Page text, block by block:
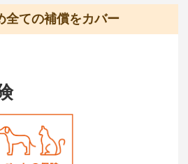
全ての補償をカバー